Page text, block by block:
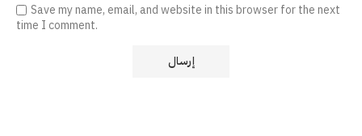
Save my name, email, and website in this browser for the next
time I comment.